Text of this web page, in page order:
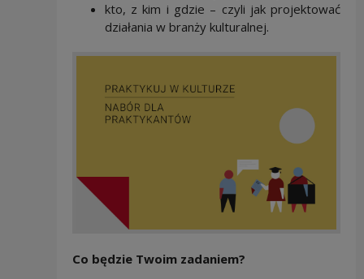
kto, z kim i gdzie – czyli jak projektować
działania w branży kulturalnej.
Co będzie Twoim zadaniem?